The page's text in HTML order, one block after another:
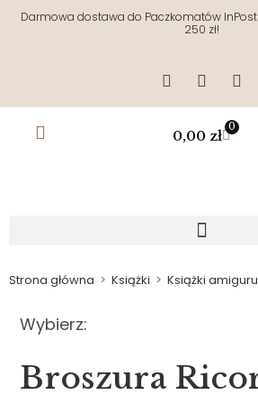
Darmowa dostawa do Paczkomatów
250 zł!
0,00 zł
0
Strona główna > Książki > Książki
Wybierz:
Broszura